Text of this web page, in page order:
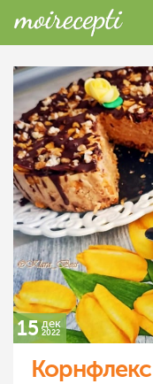
15дек
2022